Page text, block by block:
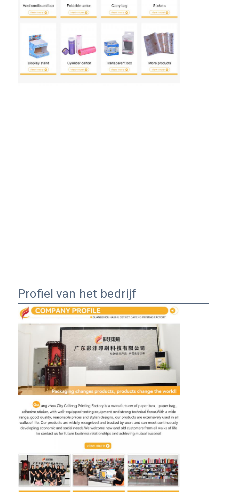
Profiel van het bedrijf